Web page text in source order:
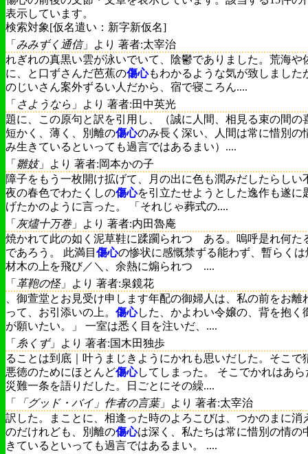
表示しています。
検索対象[仮名遣い：新字新仮名]
「 みみずく通信」より 著者:太宰治
れぎれの真黒い雲が泳いでいて、陰鬱でありました。荒海や
に、と口ずさんだ芭蕉の傷心もわかるような気が致しました
のじいさん案外ずるい人だから、宿で寝ころん....
「 さようなら 」より 著者:田中英光
題に、この原句と訳を引用し、（誠に人間、相見る束の間の
短かく、薄く、別離の傷心のみ長く深い、人間は常に惜別の
み生きているといっても過言ではあるまい）....
「 雛妓」より 著者:岡本かの子
障子をもう一枚開け拡げて、月の出に色も潤みだしたらしい
夜の春色でわたくしの傷心を引立たせようとした逸作も遂に
げたかのように言った。 「それじゃ葬式の....
「 灰燼十万巻」より 著者:内田魯庵
焼かれて此の如く泥草鞋に蹂躙られつゝある。嗚呼是れ何た
であろう。 此満目 傷心の惨状に感慨禁ずる能わず、暫らくは
材木の上を飛び／＼、余熱に煽られつゝ....
「 革鞄の怪」より 著者:泉鏡花
、御萱堂とお見受け申します年配の御婦人は、私の前をお離
って、お引添いの上。 傷心した、かよわい令嬢の、背を抱く
が願いたい。」 一室は悉く目を注いだ、....
「 糸くず」より 著者:国木田独歩
ることは到底｜叶うまじきようにかれも思いだした。そこで
悪徳のためにほとんど傷心してしまった。 そこでかれはあら
災難一条を語りだした。日ごとにその繰....
「
「グッド・バイ」作者の言葉」より 著者:太宰治
訳した。まことに、相逢った時のよろこびは、つかのまに消
のだけれども、別離の傷心は深く、私たちは常に惜別の情の
きているといっても過言ではあるまい。 ....